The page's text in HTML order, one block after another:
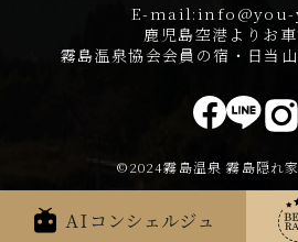
E-mail:info@you-
鹿児島空港よりお
霧島温泉協会会員の宿・日当
©2024霧島温泉 霧島隠れ